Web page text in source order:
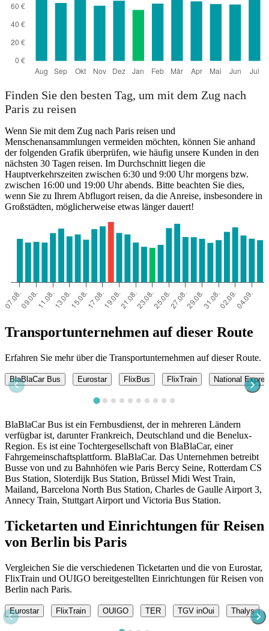
Finden Sie den besten Tag, um mit dem Zug nach
Paris zu reisen
Wenn Sie mit dem Zug nach Paris reisen und
Menschenansammlungen vermeiden möchten, können Sie anhand
der folgenden Grafik überprüfen, wie häufig unsere Kunden in den
nächsten 30 Tagen reisen. Im Durchschnitt liegen die
Hauptverkehrszeiten zwischen 6:30 und 9:00 Uhr morgens bzw.
zwischen 16:00 und 19:00 Uhr abends. Bitte beachten Sie dies,
wenn Sie zu Ihrem Abflugort reisen, da die Anreise, insbesondere in
Großstädten, möglicherweise etwas länger dauert!
Transportunternehmen auf dieser Route
Erfahren Sie mehr über die Transportunternehmen auf dieser Route.
BlaBlaCar Bus Eurostar FlixBus FlixTrain National
BlaBlaCar Bus ist ein Fernbusdienst, der in mehreren Ländern
verfügbar ist, darunter Frankreich, Deutschland und die Benelux-
Region. Es ist eine Tochtergesellschaft von BlaBlaCar, einer
Fahrgemeinschaftsplattform. BlaBlaCar. Das Unternehmen betreibt
Busse von und zu Bahnhöfen wie Paris Bercy Seine, Rotterdam CS
Bus Station, Sloterdijk Bus Station, Brüssel Midi West Train,
Mailand, Barcelona North Bus Station, Charles de Gaulle Airport 3,
Annecy Train, Stuttgart Airport und Victoria Bus Station.
Ticketarten und Einrichtungen für Reisen
von Berlin bis Paris
Vergleichen Sie die verschiedenen Ticketarten und die von Eurostar,
FlixTrain und OUIGO bereitgestellten Einrichtungen für Reisen von
Berlin nach Paris.
Eurostar FlixTrain OUIGO TER TGV inOui Thalys